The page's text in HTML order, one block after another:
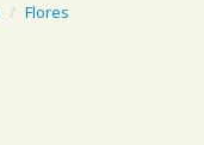
Flores